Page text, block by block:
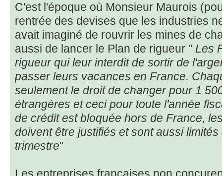
C'est l'époque où Monsieur Maurois
rentrée des devises que les industries
avait imaginé de rouvrir les mines de
aussi de lancer le Plan de rigueur " Les
rigueur qui leur interdit de sortir de
passer leurs vacances en France.
seulement le droit de changer pour 1
étrangères et ceci pour toute l'année
de crédit est bloquée hors de France,
doivent être justifiés et sont aussi
trimestre"